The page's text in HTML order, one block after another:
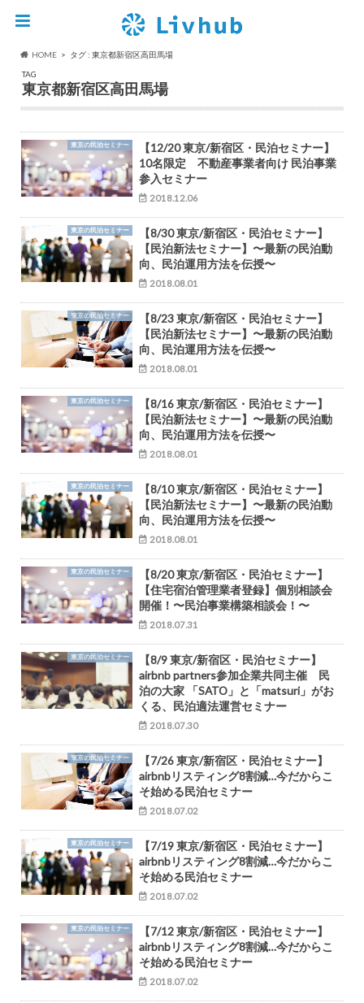
HOME
タグ : 東京都新宿区高田馬場
TAG
東京都新宿区高田馬場
東京の民泊セミナー
【12/20 東京/新宿区・民泊セミナー】
10名限定 不動産事業者向け 民泊事業
参入セミナー
2018.12.06
東京の民泊セミナー
【8/30 東京/新宿区・民泊セミナー】
【民泊新法セミナー】〜最新の民泊動
向、民泊運用方法を伝授〜
2018.08.01
東京の民泊セミナー
【8/23 東京/新宿区・民泊セミナー】
【民泊新法セミナー】〜最新の民泊動
向、民泊運用方法を伝授〜
2018.08.01
東京の民泊セミナー
【8/16 東京/新宿区・民泊セミナー】
【民泊新法セミナー】〜最新の民泊動
向、民泊運用方法を伝授〜
2018.08.01
東京の民泊セミナー
【8/10 東京/新宿区・民泊セミナー】
【民泊新法セミナー】〜最新の民泊動
向、民泊運用方法を伝授〜
2018.08.01
東京の民泊セミナー
【8/20 東京/新宿区・民泊セミナー】
【住宅宿泊管理業者登録】個別相談会
開催！〜民泊事業構築相談会！〜
2018.07.31
東京の民泊セミナー
【8/9 東京/新宿区・民泊セミナー】
airbnb partners参加企業共同主催 民
泊の大家 「SATO」と「matsuri」がお
くる、民泊適法運営セミナー
2018.07.30
東京の民泊セミナー
【7/26 東京/新宿区・民泊セミナー】
airbnbリスティング8割減…今だからこ
そ始める民泊セミナー
2018.07.02
東京の民泊セミナー
【7/19 東京/新宿区・民泊セミナー】
airbnbリスティング8割減…今だからこ
そ始める民泊セミナー
2018.07.02
東京の民泊セミナー
【7/12 東京/新宿区・民泊セミナー】
airbnbリスティング8割減…今だからこ
そ始める民泊セミナー
2018.07.02